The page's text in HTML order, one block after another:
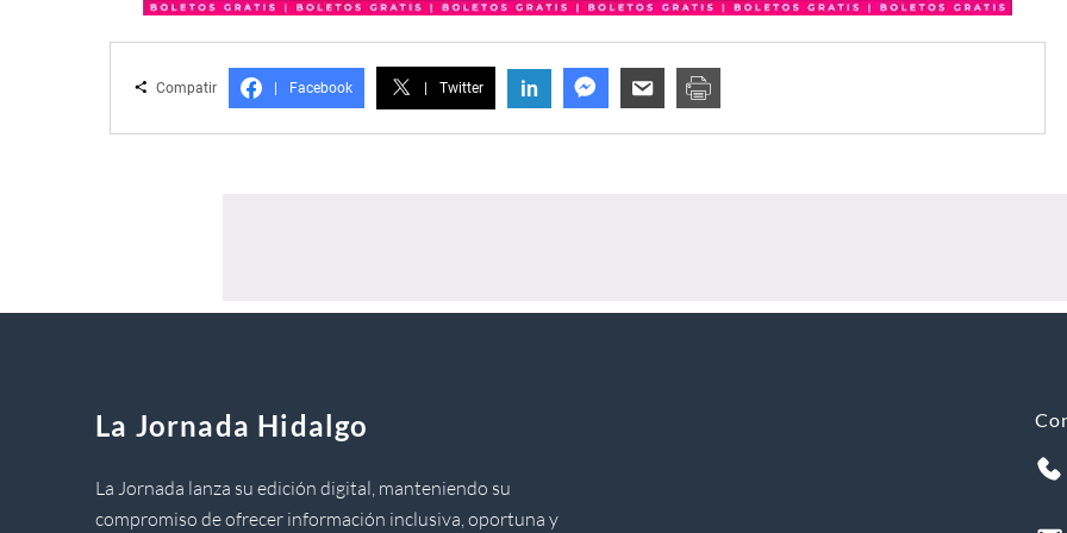
Compatir Facebook Twitter in
La Jornada Hidalgo
La Jornada lanza su edición digital, manteniendo su
compromiso de ofrecer información inclusiva, oportuna y